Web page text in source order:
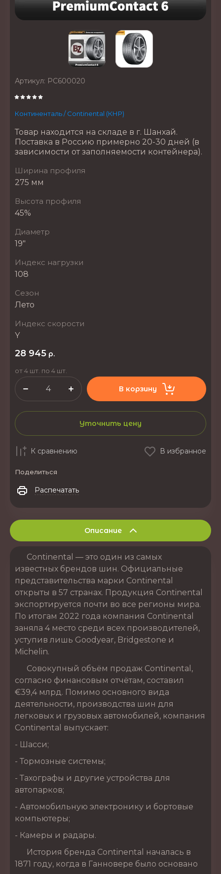
Артикул: PC600020
Континенталь / Continental (КНР)
Товар находится на складе в г. Шанхай.
Поставка в Россию примерно 20-30 дней (в
зависимости от заполняемости контейнера).
Ширина профиля
275 мм
Высота профиля
45%
Диаметр
19"
Индекс нагрузки
108
Сезон
Лето
Индекс скорости
Y
28 945 р.
от 4 шт. по 4 шт.
В корзину
Уточнить цену
К сравнению В избранное
Поделиться
Распечатать
Описание
Continental — это один из самых
известных брендов шин. Официальные
представительства марки Continental
открыты в 57 странах. Продукция Continental
экспортируется почти во все регионы мира.
По итогам 2022 года компания Continental
заняла 4 место среди всех производителей,
уступив лишь Goodyear, Bridgestone и
Michelin.
Совокупный объём продаж Continental,
согласно финансовым отчётам, составил
€39,4 млрд. Помимо основного вида
деятельности, производства шин для
легковых и грузовых автомобилей, компания
Continental выпускает:
- Шасси;
- Тормозные системы;
- Тахографы и другие устройства для
автопарков;
- Автомобильную электронику и бортовые
компьютеры;
- Камеры и радары.
История бренда Continental началась в
1871 году, когда в Ганновере было основано